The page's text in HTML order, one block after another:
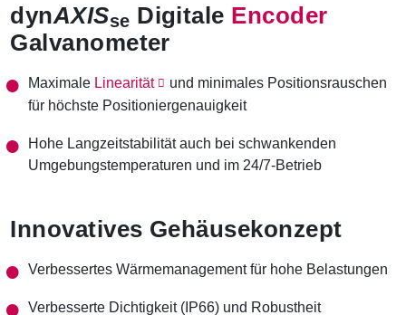
dynAXISse Digitale Encoder
Galvanometer
Maximale Linearität
und minimales Positionsrauschen
für höchste Positioniergenauigkeit
Hohe Langzeitstabilität auch bei schwankenden
Umgebungstemperaturen und im 24/7-Betrieb
Innovatives Gehäusekonzept
Verbessertes Wärmemanagement für hohe Belastungen
Verbesserte Dichtigkeit (IP66) und Robustheit